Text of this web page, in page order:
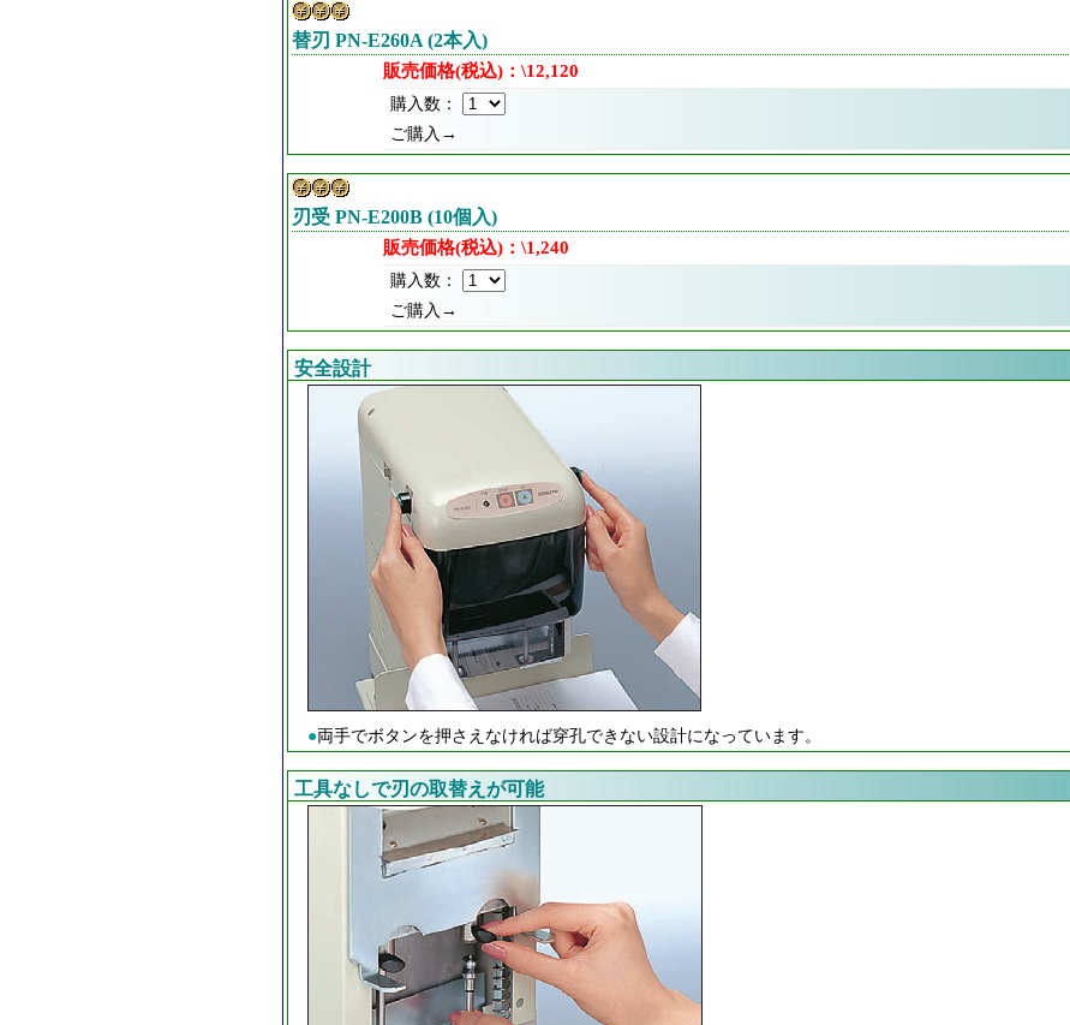
替刃 PN-E260A (2本入)
販売価格(税込)：\12,120
購入数：
ご購入→
刃受 PN-E200B (10個入)
販売価格(税込)：\1,240
購入数：
ご購入→
安全設計
●両手でボタンを押さえなければ穿孔できない設計になっています。
工具なしで刃の取替えが可能